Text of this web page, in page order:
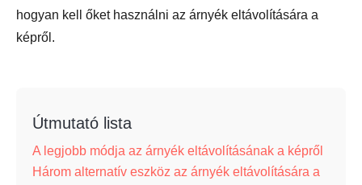
hogyan kell őket használni az árnyék eltávolítására a
képről.
Útmutató lista
A legjobb módja az árnyék eltávolításának a képről
Három alternatív eszköz az árnyék eltávolítására a